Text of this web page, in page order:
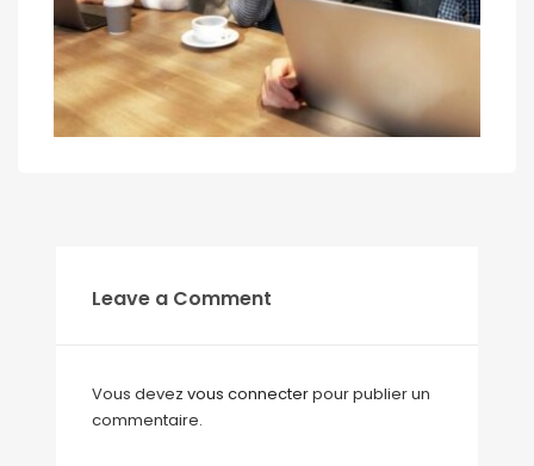
Leave a Comment
Vous devez vous connecterpour publier un
commentaire.